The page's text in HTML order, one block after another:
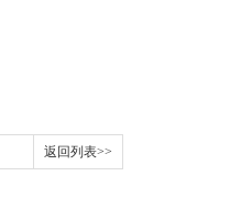
返回列表>>